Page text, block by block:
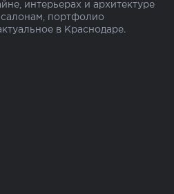
интерьерах и архитектуре
салонам, портфолио
в Краснодаре.